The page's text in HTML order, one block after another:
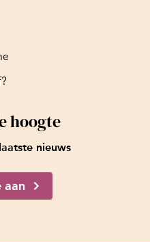
hoogte
nieuws
aan